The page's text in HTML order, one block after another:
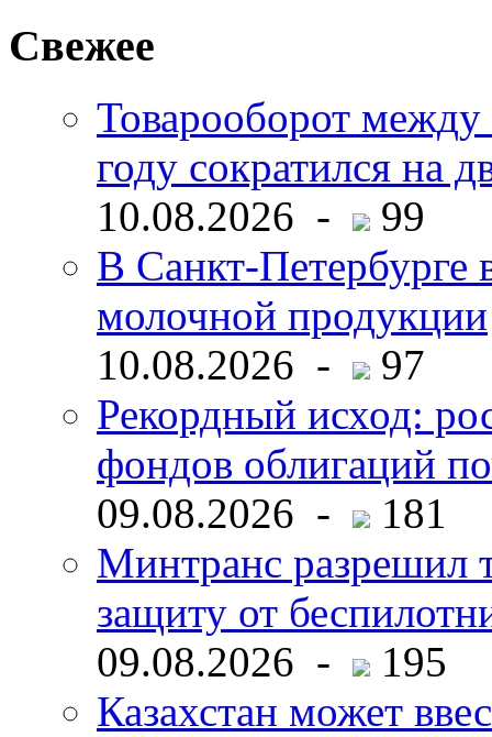
Свежее
Товарооборот
году сократился на
10.08.2026 -
99
В Санкт-Петербурге
молочной продукции
10.08.2026 -
97
Рекордный исход:
фондов облигаций
09.08.2026 -
181
Минтранс разрешил
защиту от
09.08.2026 -
195
Казахстан может